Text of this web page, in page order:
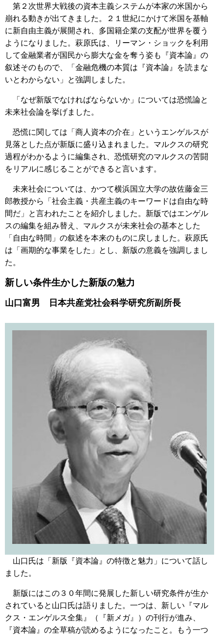
第２次世界大戦後の資本主義システムが本家の米国から
崩れる動きが出てきました。２１世紀にかけて米国を基軸
に新自由主義が展開され、多国籍企業の支配が世界を覆う
ようになりました。萩原氏は、リーマン・ショックを利用
して金融業者が国民から膨大な金を奪う姿も『資本論』の
叙述そのもので、「金融危機の本質は『資本論』を読まな
いとわからない」と強調しました。
「なぜ新版でなければならないか」については恐慌論と
未来社会論を挙げました。
恐慌に関しては「商人資本の介在」というエンゲルスが
見落とした点が新版に盛り込まれました。マルクスの研究
過程がわかるように編集され、恐慌研究のマルクスの苦闘
をリアルに感じることができると言います。
未来社会については、かつて横浜国立大学の故佐藤金三
郎教授から「社会主義・共産主義のキーワードは自由な時
間だ」と言われたことを紹介しました。新版ではエンゲル
スの編集を組み替え、マルクスが未来社会の基本とした
「自由な時間」の叙述を本来のものに戻しました。萩原氏
は「画期的な事業をした」とし、新版の意義を強調しまし
た。
新しい条件生かした新版の魅力
山口富男 日本共産党社会科学研究所副所長
山口氏は「新版『資本論』の特徴と魅力」について話し
ました。
新版にはこの３０年間に発展した新しい研究条件が生か
されていると山口氏は語りました。一つは、新しい『マル
クス・エンゲルス全集』（『新メガ』）の刊行が進み、
『資本論』の全草稿が読めるようになったこと。もう一つ